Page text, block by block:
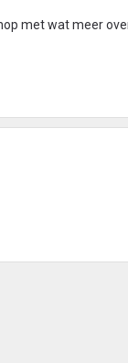
met wat meer